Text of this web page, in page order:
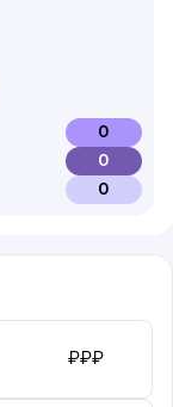
0
0
0
₽₽₽